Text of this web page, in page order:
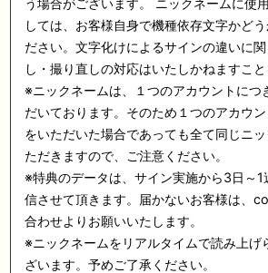
う場合がございます。 ニックネームに使
しては、お客様自身で機種依存文字かど
ださい。文字化けによるサインの違いに
し・撮り直しの対応はいたしかねますこと
※ニックネームは、１つのアカウントにつ
だいております。そのため１つのアカウ
をいただいた場合であっても全て同じニ
ただきますので、ご注意ください。
※特典のデータは、サイン実施から3日～
信させて頂きます。届かないお客様は、
合わせよりお願いいたします。
※ニックネームをリアルタイムで読み上げ
ざいます。予めご了承ください。